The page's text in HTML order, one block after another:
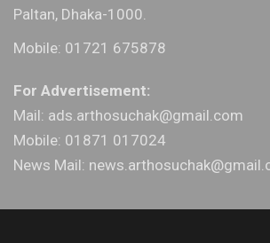
Paltan, Dhaka-1000.
Mobile: 01721 675878
For Advertisement:
Mail: ads.arthosuchak@gmail.com
Mobile: 01871 017024
News Mail: